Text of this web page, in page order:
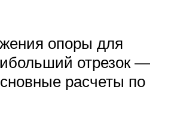
опоры для
отрезок —
расчеты по